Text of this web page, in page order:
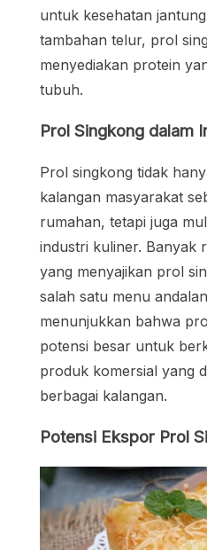
untuk kesehatan
tambahan telur, prol
menyediakan protein
tubuh.
Prol Singkong dalam
Prol singkong tidak
kalangan masyarakat
rumahan, tetapi juga
industri kuliner. Banyak
yang menyajikan prol
salah satu menu
menunjukkan bahwa
potensi besar untuk
produk komersial yang
berbagai kalangan.
Potensi Ekspor Prol